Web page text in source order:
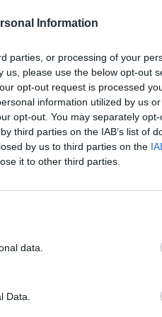
Information
parties, or processing of your
please use the below opt-out
opt-out request is processed
information utilized by us
opt-out. You may separately
third parties on the IAB’s list of
by us to third parties on the
it to other third parties.
data.
Data.
i propri risultati – ottenuti
abitudini di consumatori sempre
del marketplace refurbed, che
ecosostenibili rispetto a quelli
di CO2 nell’ambiente(più di
nazionale(più di 34
nei confronti del
contribuendo al contempo alla
colpiti dai cambiamenti
con diversi partner tra cui
anche il mondo marino con il
di Posidonia Oceanica, a